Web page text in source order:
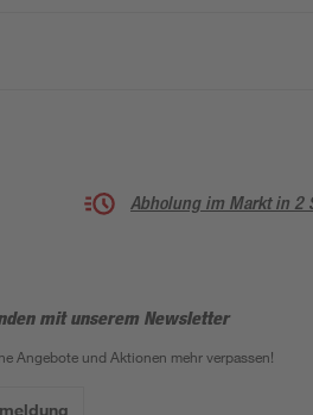
Abholung im Markt in 2
mit unserem Newsletter
Angebote und Aktionen mehr verpassen!